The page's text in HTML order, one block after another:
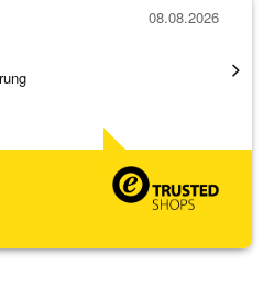
08.08.2026